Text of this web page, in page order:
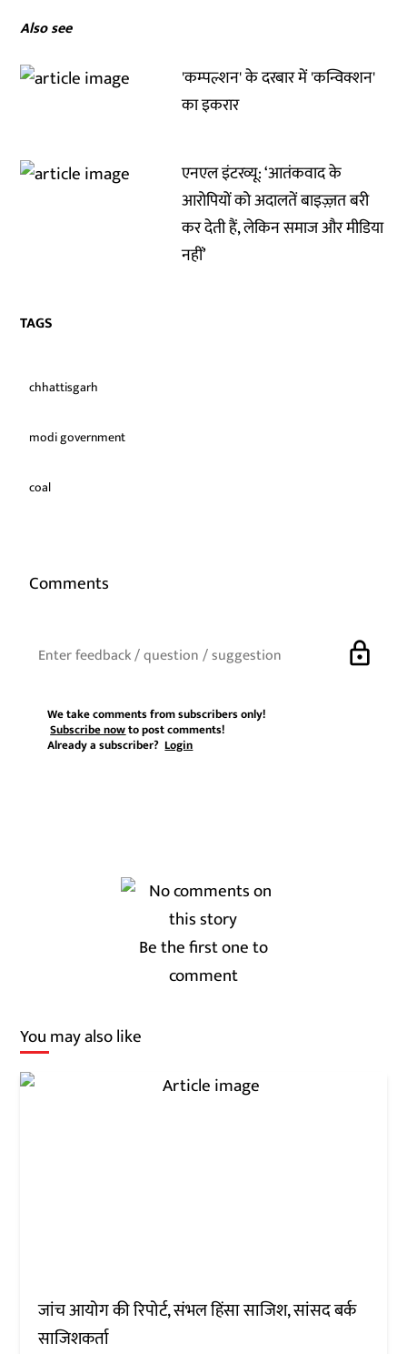
Also see
'कम्पल्शन' के दरबार में 'कन्विक्शन'
का इकरार
एनएल इंटरव्यू: ‘आतंकवाद के
आरोपियों को अदालतें बाइज़्ज़त बरी
कर देती हैं, लेकिन समाज और मीडिया
नहीं’
TAGS
chhattisgarh
modi government
coal
Comments
lock
We take comments from subscribers only!
Subscribe nowto post comments!
Already a subscriber?Login
Be the first one to
comment
You may also like
जांच आयोग की रिपोर्ट, संभल हिंसा साजिश, सांसद बर्क
साजिशकर्ता